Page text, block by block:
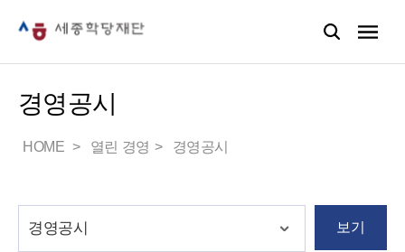
경영공시
HOME 열린 경영 경영공시
보기